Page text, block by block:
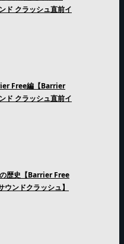
ド クラッシュ直前イ
Free編【Barrier
ド クラッシュ直前イ
の歴史【Barrier Free
ンドクラッシュ】